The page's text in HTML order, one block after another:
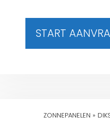
START
ZONNEPANELEN »